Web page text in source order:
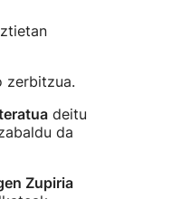
zerbitzua.
deitu
da
Zupiria